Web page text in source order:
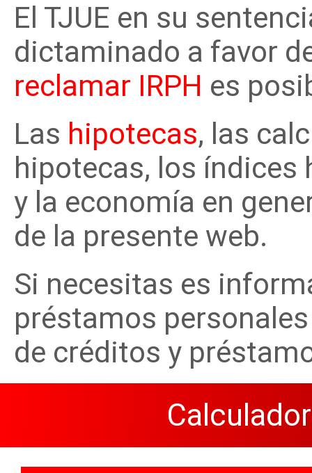
El TJUE en su
dictaminado a favor
reclamar IRPH es
Las hipotecas, las
hipotecas, los
y la economía en
de la presente web.
Si necesitas es
préstamos
de créditos y